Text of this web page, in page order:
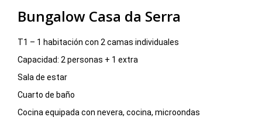
Bungalow Casa da Serra
T1 – 1 habitación con 2 camas individuales
Capacidad: 2 personas + 1 extra
Sala de estar
Cuarto de baño
Cocina equipada con nevera, cocina, microondas